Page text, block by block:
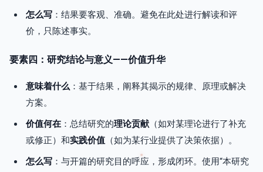
怎么写 ：结果要客观、准确。避免在此处进行解读和评
价，只陈述事实。
要素四：研究结论与意义——价值升华
意味着什么 ：基于结果，阐释其揭示的规律、原理或解决
方案。
价值何在 ：总结研究的理论贡献 （如对某理论进行了补充
或修正）和实践价值 （如为某行业提供了决策依据）。
怎么写 ：与开篇的研究目的呼应，形成闭环。使用“本研究